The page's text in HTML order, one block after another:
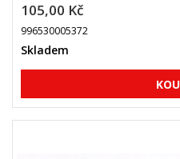
105,00 Kč
996530005372
Skladem